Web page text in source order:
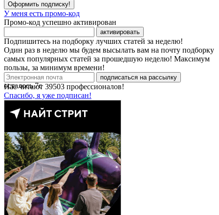
Оформить подписку!
У меня есть промо-код
Промо-код успешно активирован
активировать
Подпишитесь на подборку лучших статей за неделю!
Один раз в неделю мы будем высылать вам на почту подборку
самых популярных статей за прошедшую неделю! Максимум
пользы, за минимум времени!
подписаться на рассылку
Нас читают 39503 профессионалов!
Спасибо, я уже подписан!
осталось7с